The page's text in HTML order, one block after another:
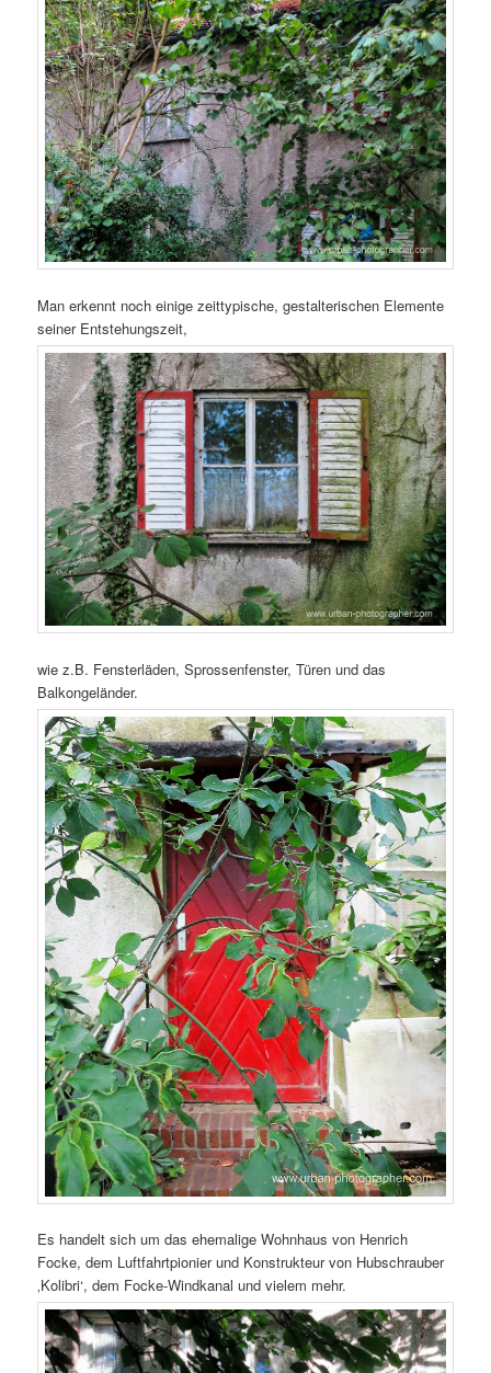
Man erkennt noch einige zeittypische, gestalterischen Elemente
seiner Entstehungszeit,
wie z.B. Fensterläden, Sprossenfenster, Türen und das
Balkongeländer.
Es handelt sich um das ehemalige Wohnhaus von Henrich
Focke, dem Luftfahrtpionier und Konstrukteur von Hubschrauber
‚Kolibri‘, dem Focke-Windkanal und vielem mehr.